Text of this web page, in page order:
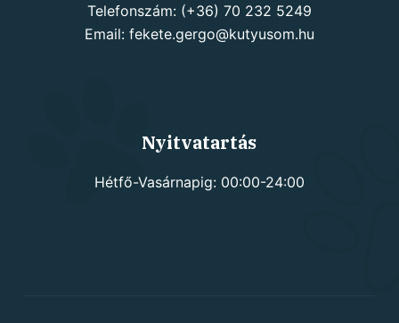
Telefonszám: (+36) 70 232 5249
Email: fekete.gergo@kutyusom.hu
Nyitvatartás
Hétfő-Vasárnapig: 00:00-24:00